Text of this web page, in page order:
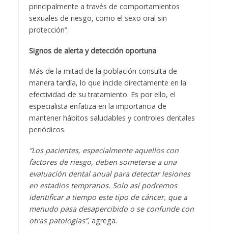
principalmente a través de comportamientos
sexuales de riesgo, como el sexo oral sin
protección”.
Signos de alerta y detección oportuna
Más de la mitad de la población consulta de
manera tardía, lo que incide directamente en la
efectividad de su tratamiento. Es por ello, el
especialista enfatiza en la importancia de
mantener hábitos saludables y controles dentales
periódicos.
“Los pacientes, especialmente aquellos con
factores de riesgo, deben someterse a una
evaluación dental anual para detectar lesiones
en estadios tempranos. Solo así podremos
identificar a tiempo este tipo de cáncer, que a
menudo pasa desapercibido o se confunde con
otras patologías”, agrega.